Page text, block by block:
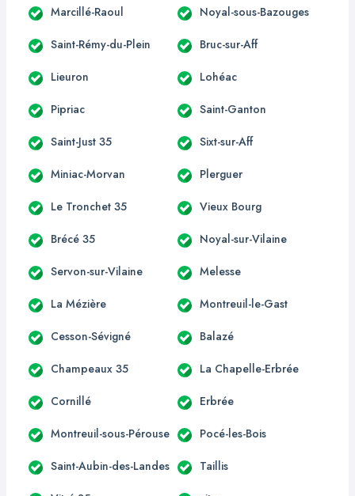
Marcillé-Raoul Noyal-sous-Bazouges
Saint-Rémy-du-Plein Bruc-sur-Aff
Lieuron Lohéac
Pipriac Saint-Ganton
Saint-Just 35 Sixt-sur-Aff
Miniac-Morvan Plerguer
Le Tronchet 35 Vieux Bourg
Brécé 35 Noyal-sur-Vilaine
Servon-sur-Vilaine Melesse
La Mézière Montreuil-le-Gast
Cesson-Sévigné Balazé
Champeaux 35 La Chapelle-Erbrée
Cornillé Erbrée
Montreuil-sous-Pérouse Pocé-les-Bois
Saint-Aubin-des-Landes Taillis